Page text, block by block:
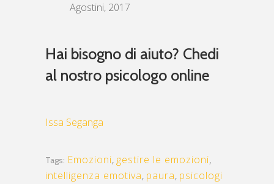
Agostini, 2017
Hai bisogno di aiuto? Chedi
al nostro psicologo online
Issa Seganga
Tags: Emozioni, gestire le emozioni,
intelligenza emotiva, paura, psicologi